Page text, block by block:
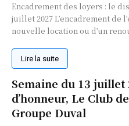
Encadrement des loyers : le
juillet 2027 L’encadrement de
nouvelle location ou d’un
Lire la suite
Semaine du 13 juillet
d’honneur, Le Club
Groupe Duval